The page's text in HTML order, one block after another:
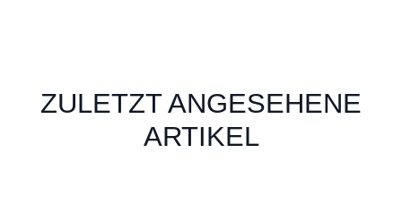
ZULETZT ANGESEHENE
ARTIKEL